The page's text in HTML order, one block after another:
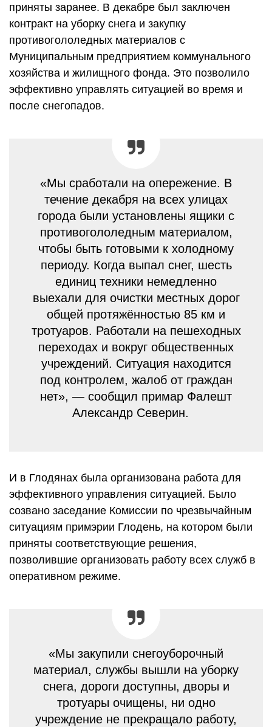
приняты заранее. В декабре был заключен
контракт на уборку снега и закупку
противогололедных материалов с
Муниципальным предприятием коммунального
хозяйства и жилищного фонда. Это позволило
эффективно управлять ситуацией во время и
после снегопадов.
«Мы сработали на опережение. В
течение декабря на всех улицах
города были установлены ящики с
противогололедным материалом,
чтобы быть готовыми к холодному
периоду. Когда выпал снег, шесть
единиц техники немедленно
выехали для очистки местных дорог
общей протяжённостью 85 км и
тротуаров. Работали на пешеходных
переходах и вокруг общественных
учреждений. Ситуация находится
под контролем, жалоб от граждан
нет», — сообщил примар Фалешт
Александр Северин.
И в Глодянах была организована работа для
эффективного управления ситуацией. Было
созвано заседание Комиссии по чрезвычайным
ситуациям примэрии Глодень, на котором были
приняты соответствующие решения,
позволившие организовать работу всех служб в
оперативном режиме.
«Мы закупили снегоуборочный
материал, службы вышли на уборку
снега, дороги доступны, дворы и
тротуары очищены, ни одно
учреждение не прекращало работу,